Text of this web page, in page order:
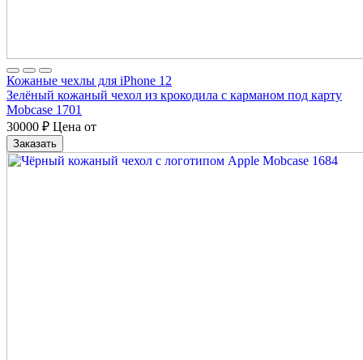
Кожаные чехлы для iPhone 12
Зелёный кожаный чехол из крокодила с карманом под карту
Mobcase 1701
30000 ₽ Цена от
Заказать